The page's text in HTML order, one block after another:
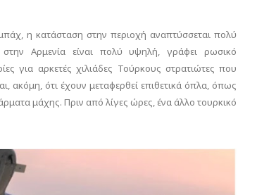
η κατάσταση στην περιοχή αναπτύσσεται πολύ
στην Αρμενία είναι πολύ υψηλή, γράφει ρωσικό
για αρκετές χιλιάδες Τούρκους στρατιώτες που
ακόμη, ότι έχουν μεταφερθεί επιθετικά όπλα, όπως
μάχης. Πριν από λίγες ώρες, ένα άλλο τουρκικό